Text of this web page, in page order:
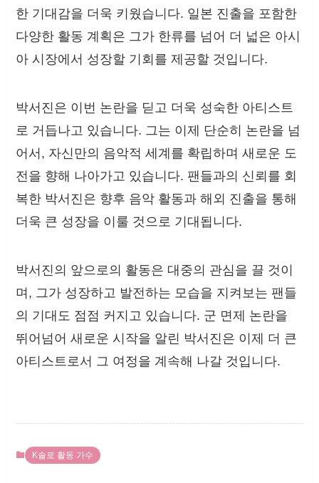
한 기대감을 더욱 키웠습니다. 일본 진출을 포함한
다양한 활동 계획은 그가 한류를 넘어 더 넓은 아시
아 시장에서 성장할 기회를 제공할 것입니다.
박서진은 이번 논란을 딛고 더욱 성숙한 아티스트
로 거듭나고 있습니다. 그는 이제 단순히 논란을 넘
어서, 자신만의 음악적 세계를 확립하며 새로운 도
전을 향해 나아가고 있습니다. 팬들과의 신뢰를 회
복한 박서진은 향후 음악 활동과 해외 진출을 통해
더욱 큰 성장을 이룰 것으로 기대됩니다.
박서진의 앞으로의 활동은 대중의 관심을 끌 것이
며, 그가 성장하고 발전하는 모습을 지켜보는 팬들
의 기대도 점점 커지고 있습니다. 군 면제 논란을
뛰어넘어 새로운 시작을 알린 박서진은 이제 더 큰
아티스트로서 그 여정을 계속해 나갈 것입니다.
K솔로 활동 가수